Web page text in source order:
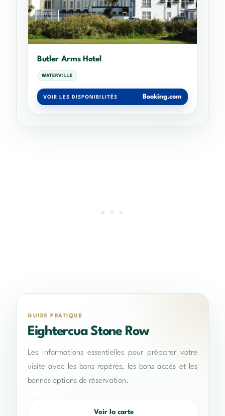
Butler Arms Hotel
WATERVILLE
VOIR LES DISPONIBILITÉS Booking.com
GUIDE PRATIQUE
Eightercua Stone Row
Les informations essentielles pour préparer votre
visite avec les bons repères, les bons accès et les
bonnes options de réservation.
Voir la carte